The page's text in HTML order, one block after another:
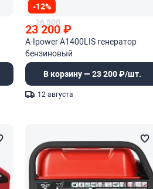
-12%
26 500
23 200₽
A-Ipower A1400LIS генератор
бензиновый
В корзину — 23 200 ₽/шт.
12 августа